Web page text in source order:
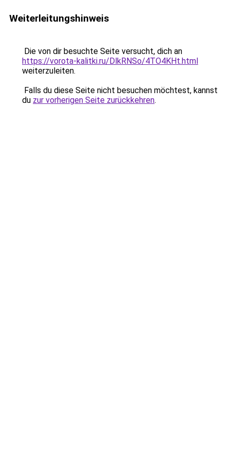
Weiterleitungshinweis
Die von dir besuchte Seite versucht, dich an
https://vorota-kalitki.ru/DlkRNSo/4TO4KHt.html
weiterzuleiten.
Falls du diese Seite nicht besuchen möchtest, kannst
du zur vorherigen Seite zurückkehren.